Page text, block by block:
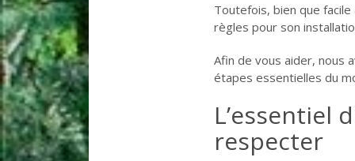
Toutefois, bien que
règles pour son
Afin de vous aider, nous
étapes essentielles du
L’essentiel
respecter